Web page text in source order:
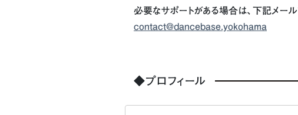
必要なサポートがある場合は、下記メール
contact@dancebase.yokohama
◆プロフィール